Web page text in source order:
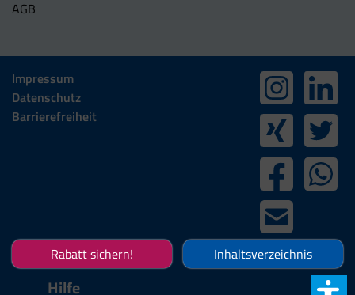
AGB
Impressum
Datenschutz
Barrierefreiheit
Rabatt sichern! Inhaltsverzeichnis
Hilfe